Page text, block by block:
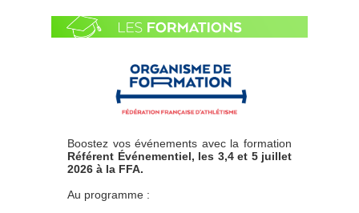
Boostez vos événements avec la formation
Référent Événementiel, les 3,4 et 5 juillet
2026 à la FFA.
Au programme :